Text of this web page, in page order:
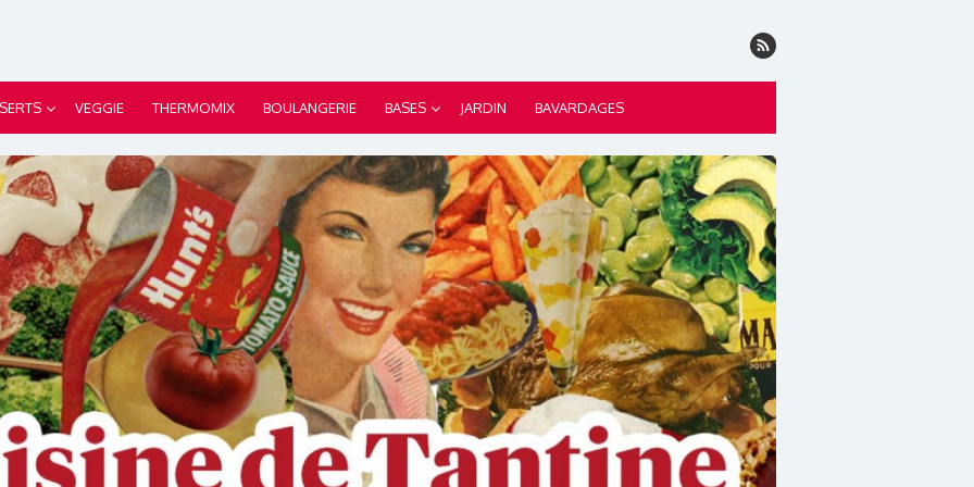
VEGGIE THERMOMIX BOULANGERIE BASES JARDIN BAVARDAGES